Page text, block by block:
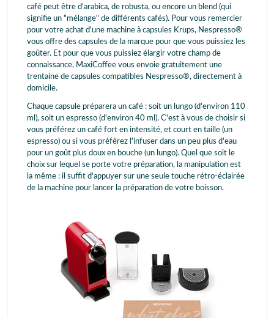
café peut être d'arabica, de robusta, ou encore un blend (qui
signifie un "mélange" de différents cafés). Pour vous remercier
pour votre achat d'une machine à capsules Krups, Nespresso®
vous offre des capsules de la marque pour que vous puissiez les
goûter. Et pour que vous puissiez élargir votre champ de
connaissance, MaxiCoffee vous envoie gratuitement une
trentaine de capsules compatibles Nespresso®, directement à
domicile.
Chaque capsule préparera un café : soit un lungo (d'environ 110
ml), soit un espresso (d'environ 40 ml). C'est à vous de choisir si
vous préférez un café fort en intensité, et court en taille (un
espresso) ou si vous préférez l'infuser dans un peu plus d'eau
pour un goût plus doux en bouche (un lungo). Quel que soit le
choix sur lequel se porte votre préparation, la manipulation est
la même : il suffit d'appuyer sur une seule touche rétro-éclairée
de la machine pour lancer la préparation de votre boisson.